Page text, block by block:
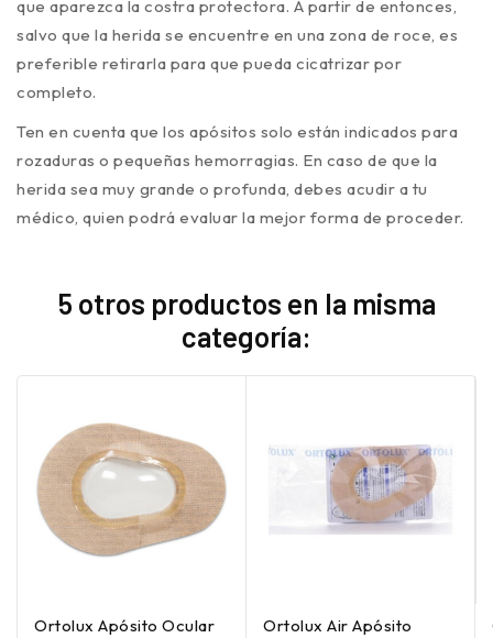
que aparezca la costra protectora. A partir de entonces,
salvo que la herida se encuentre en una zona de roce, es
preferible retirarla para que pueda cicatrizar por
completo.
Ten en cuenta que los apósitos solo están indicados para
rozaduras o pequeñas hemorragias. En caso de que la
herida sea muy grande o profunda, debes acudir a tu
médico, quien podrá evaluar la mejor forma de proceder.
5 otros productos en la misma
categoría:
Ortolux Apósito Ocular
Ortolux Air Apósito